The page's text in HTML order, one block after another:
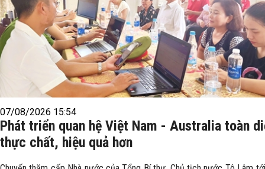
07/08/2026 15:54
Phát triển quan hệ Việt Nam - Australia toàn
thực chất, hiệu quả hơn